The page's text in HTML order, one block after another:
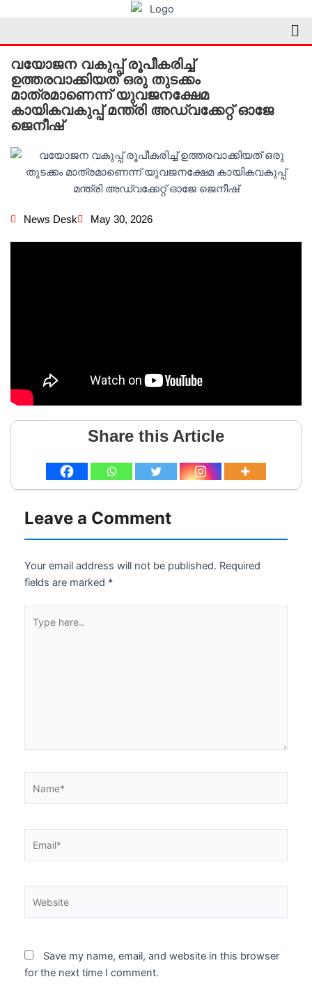
content
വയോജന വകുപ്പ് രൂപീകരിച്ച്
ഉത്തരവാക്കിയത് ഒരു തുടക്കം
മാത്രമാണെന്ന് യുവജനക്ഷേമ
കായികവകുപ്പ് മന്ത്രി അഡ്വക്കേറ്റ് ഓജേ
ജെനീഷ്
News Desk May 30, 2026
Share this Article
Leave a Comment
Your email address will not be published. Required
fields are marked *
here..
Save my name, email, and website in this browser
for the next time I comment.